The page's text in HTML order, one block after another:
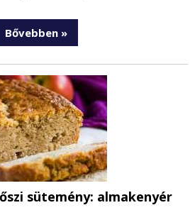
Bővebben »
sütemény: almakenyér